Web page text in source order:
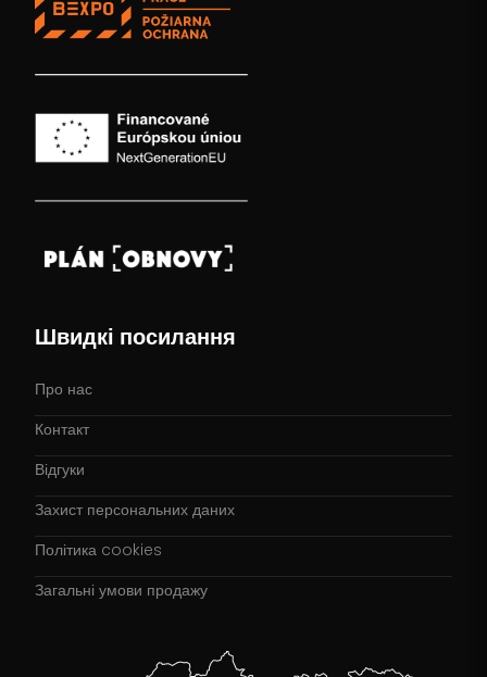
Швидкі посилання
Про нас
Контакт
Відгуки
Захист персональних даних
Політика cookies
Загальні умови продажу